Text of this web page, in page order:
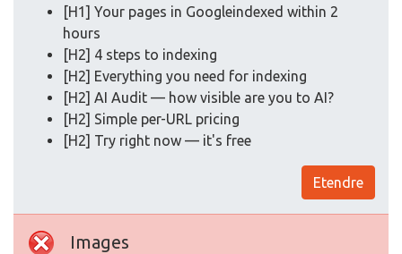
[H1] Your pages in Googleindexed within 2
hours
[H2] 4 steps to indexing
[H2] Everything you need for indexing
[H2] AI Audit — how visible are you to AI?
[H2] Simple per-URL pricing
[H2] Try right now — it's free
Etendre
Images